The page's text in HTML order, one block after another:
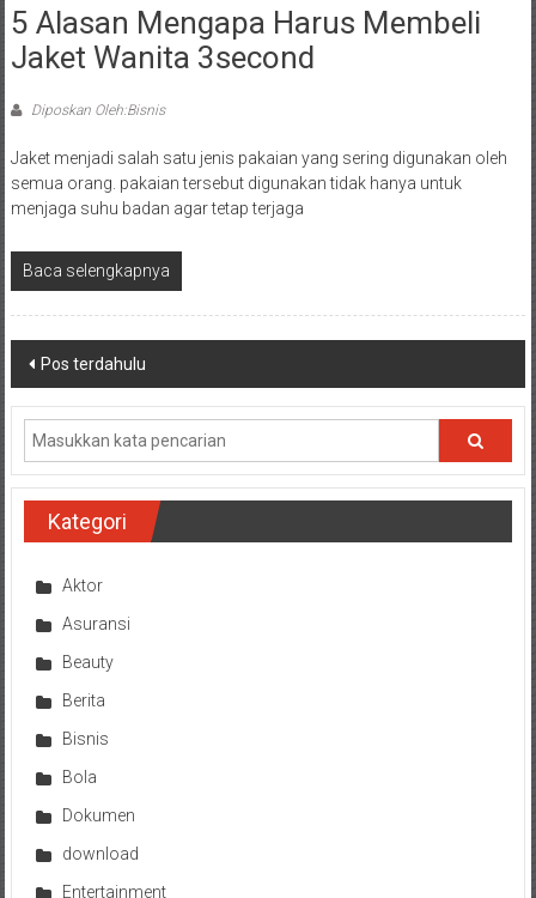
5 Alasan Mengapa Harus Membeli
Jaket Wanita 3second
Diposkan Oleh:Bisnis
Jaket menjadi salah satu jenis pakaian yang sering digunakan oleh
semua orang. pakaian tersebut digunakan tidak hanya untuk
menjaga suhu badan agar tetap terjaga
Baca selengkapnya
Navigasi
pos
Pos terdahulu
Kategori
Aktor
Asuransi
Beauty
Berita
Bisnis
Bola
Dokumen
download
Entertainment